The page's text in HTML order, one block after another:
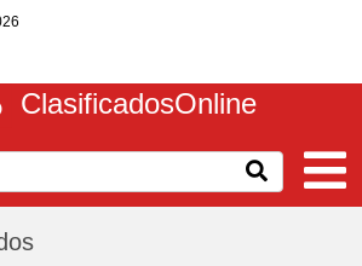
ClasificadosOnline